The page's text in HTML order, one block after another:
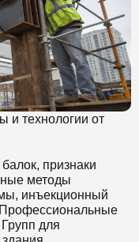
и технологии от
признаки
методы
инъекционный
Профессиональные
для